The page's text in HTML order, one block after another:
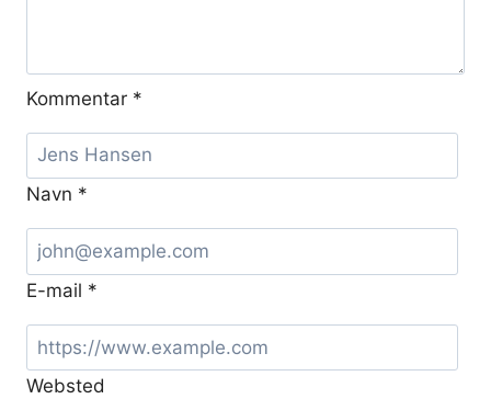
Kommentar *
Navn *
E-mail *
Websted